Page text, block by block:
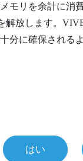
モリを余計に消
放します。
分に確保される
はい